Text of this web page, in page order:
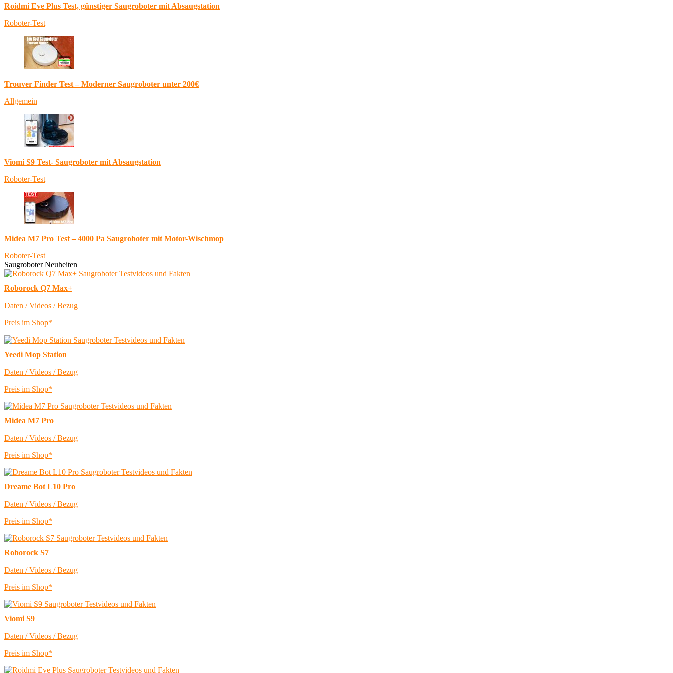
Roidmi Eve Plus Test, günstiger Saugroboter mit Absaugstation
Roboter-Test
Trouver Finder Test – Moderner Saugroboter unter 200€
Allgemein
Viomi S9 Test- Saugroboter mit Absaugstation
Roboter-Test
Midea M7 Pro Test – 4000 Pa Saugroboter mit Motor-Wischmop
Roboter-Test
Saugroboter Neuheiten
Roborock Q7 Max+
Daten / Videos / Bezug
Preis im Shop*
Yeedi Mop Station
Daten / Videos / Bezug
Preis im Shop*
Midea M7 Pro
Daten / Videos / Bezug
Preis im Shop*
Dreame Bot L10 Pro
Daten / Videos / Bezug
Preis im Shop*
Roborock S7
Daten / Videos / Bezug
Preis im Shop*
Viomi S9
Daten / Videos / Bezug
Preis im Shop*